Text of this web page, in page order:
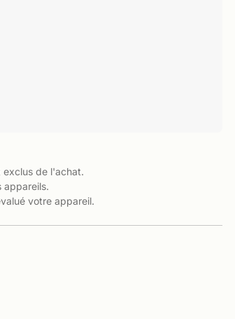
exclus de l'achat.
appareils.
votre appareil.